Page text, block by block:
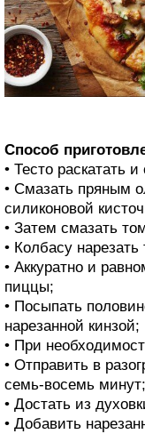
Способ
• Тесто раскатать
• Смазать пряным
силиконовой
• Затем смазать
• Колбасу
• Аккуратно и
пиццы;
• Посыпать
нарезанной кинзой;
• При
• Отправить в
семь-восемь минут;
• Достать из
• Добавить